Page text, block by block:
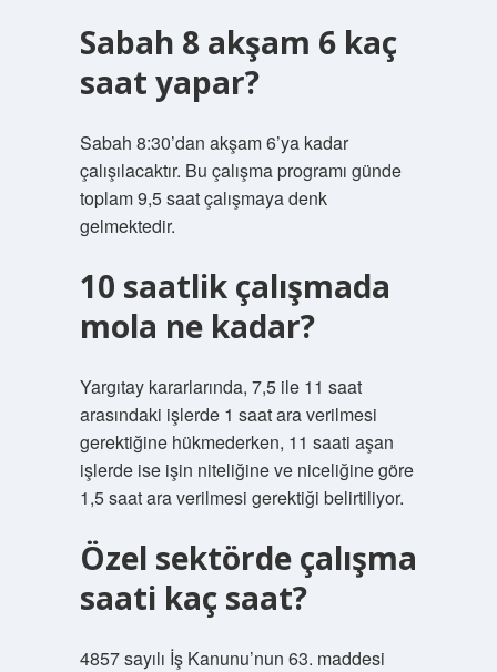
Sabah 8 akşam 6 kaç
saat yapar?
Sabah 8:30’dan akşam 6’ya kadar
çalışılacaktır. Bu çalışma programı günde
toplam 9,5 saat çalışmaya denk
gelmektedir.
10 saatlik çalışmada
mola ne kadar?
Yargıtay kararlarında, 7,5 ile 11 saat
arasındaki işlerde 1 saat ara verilmesi
gerektiğine hükmederken, 11 saati aşan
işlerde ise işin niteliğine ve niceliğine göre
1,5 saat ara verilmesi gerektiği belirtiliyor.
Özel sektörde çalışma
saati kaç saat?
4857 sayılı İş Kanunu’nun 63. maddesi